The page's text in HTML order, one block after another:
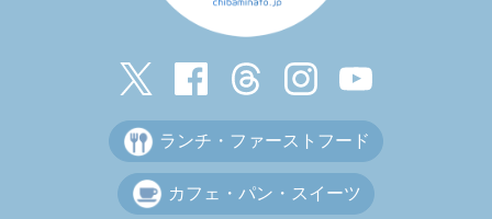
ランチ・ファーストフード
カフェ・パン・スイーツ